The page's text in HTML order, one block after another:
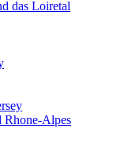
das Loiretal
Rhone-Alpes